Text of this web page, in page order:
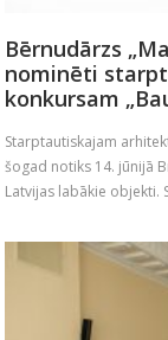
Bērnudārzs
nominēti
konkursam
Starptautiskajam
šogad notiks 14. jūnijā
Latvijas labākie objekti.